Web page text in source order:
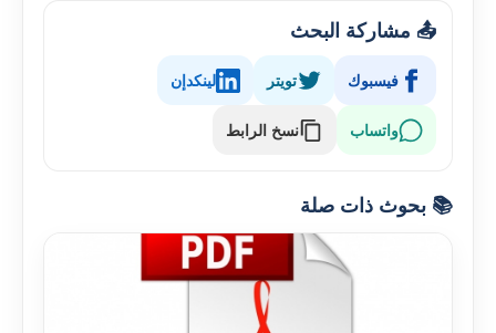
📤 مشاركة البحث
فيسبوك تويتر لينكدإن
واتساب نسخ الرابط
📚 بحوث ذات صلة